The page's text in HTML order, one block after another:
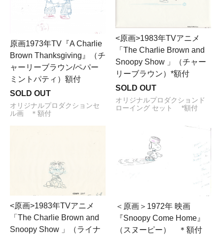
原画1973年TV『A Charlie
Brown Thanksgiving』（チ
ャーリーブラウン/ペパー
ミントパティ）額付
SOLD OUT
オリジナルプロダクションセ
ル画 ＊額付
<原画>1983年TVアニメ
「The Charlie Brown and
Snoopy Show 」（チャー
リーブラウン）*額付
SOLD OUT
オリジナルプロダクションド
ローイング セット *額付
<原画>1983年TVアニメ
「The Charlie Brown and
Snoopy Show 」（ライナ
＜原画＞1972年 映画
『Snoopy Come Home』
（スヌーピー） ＊額付